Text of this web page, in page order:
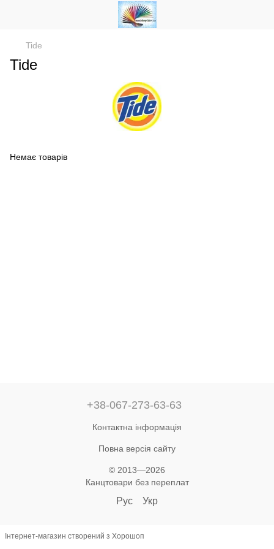
Tide
Tide
Немає товарів
+38-067-273-63-63
Контактна інформація
Повна версія сайту
© 2013—2026
Канцтовари без переплат
Рус Укр
Інтернет-магазин створений з Хорошоп